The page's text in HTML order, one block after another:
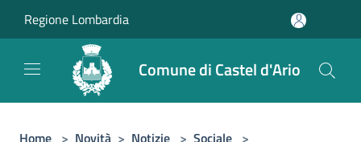
Regione Lombardia
Comune di Castel d'Ario
Home > Novità > Notizie > Sociale >